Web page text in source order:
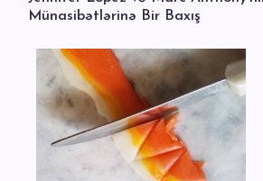
Münasibətlərinə Bir Baxış